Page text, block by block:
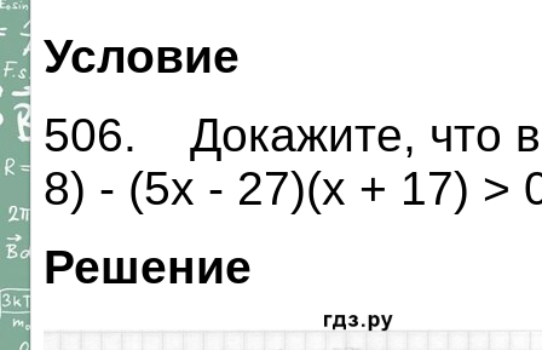
Условие
506. Докажите, что
8) - (5х - 27)(х + 17) >
Решение